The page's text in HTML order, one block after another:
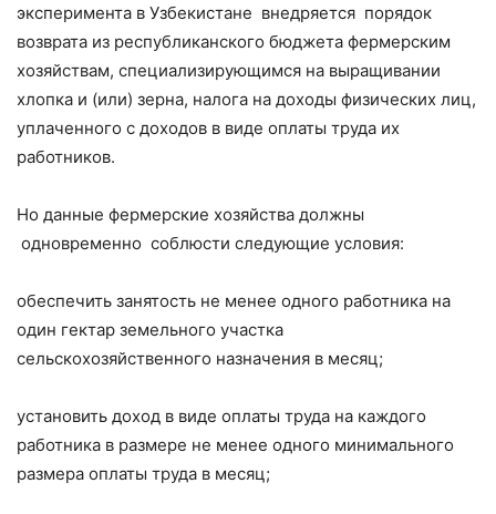
эксперимента в Узбекистане внедряется порядок
возврата из республиканского бюджета фермерским
хозяйствам, специализирующимся на выращивании
хлопка и (или) зерна, налога на доходы физических лиц,
уплаченного с доходов в виде оплаты труда их
работников.
Но данные фермерские хозяйства должны
одновременно соблюсти следующие условия:
обеспечить занятость не менее одного работника на
один гектар земельного участка
сельскохозяйственного назначения в месяц;
установить доход в виде оплаты труда на каждого
работника в размере не менее одного минимального
размера оплаты труда в месяц;